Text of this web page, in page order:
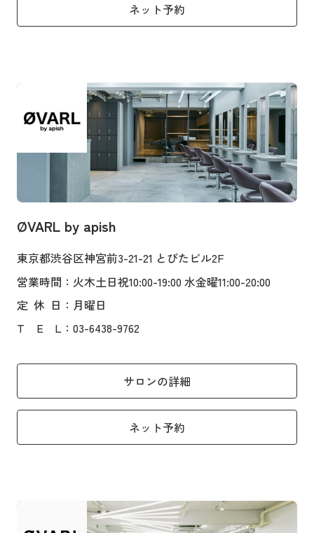
ネット予約
ØVARL by apish
東京都渋谷区神宮前3-21-21 とびたビル2F
営業時間 ：火木土日祝10:00-19:00 水金曜11:00-20:00
定 休 日 ：月曜日
T
E L ：03-6438-9762
サロンの詳細
ネット予約